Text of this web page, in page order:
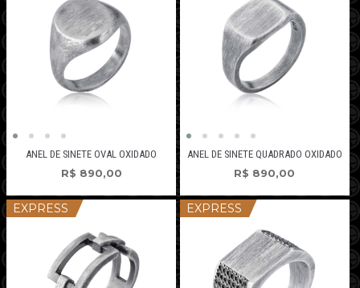
ANEL DE SINETE OVAL OXIDADO
R$ 890,00
ANEL DE SINETE QUADRADO OXIDADO
R$ 890,00
EXPRESS EXPRESS